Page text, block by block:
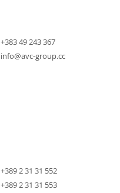
+383 49 243 367
info@avc-group.cc
+389 2 31 31 552
+389 2 31 31 553